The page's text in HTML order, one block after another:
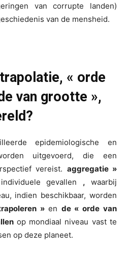
van corrupte landen)
van de mensheid.
« orde
van grootte »,
epidemiologische en
uitgevoerd, die een
vereist. aggregatie »
gevallen , waarbij
indien beschikbaar, worden
» en de « orde van
op mondiaal niveau vast te
op deze planeet.